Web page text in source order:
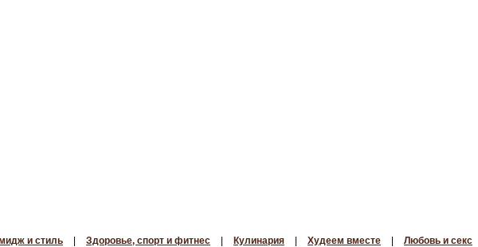
и стиль Здоровье, спорт и фитнес Кулинария Худеем вместе Любовь и секс